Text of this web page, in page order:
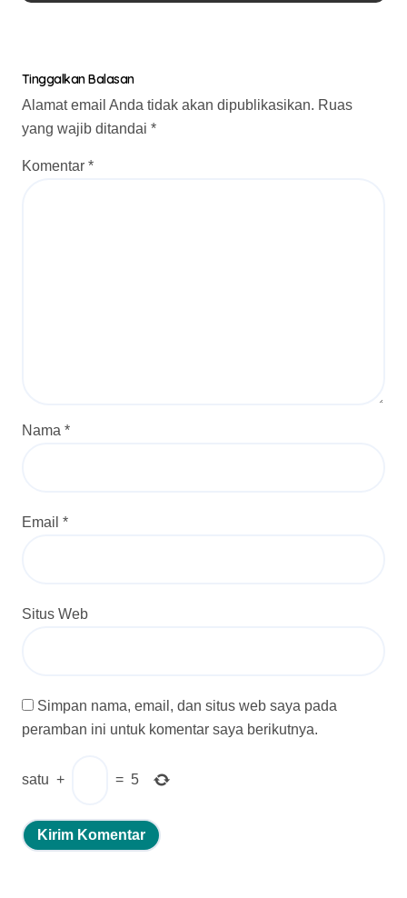
Tinggalkan Balasan
Alamat email Anda tidak akan dipublikasikan. Ruas
yang wajib ditandai *
Komentar *
Nama *
Email *
Situs Web
Simpan nama, email, dan situs web saya pada
peramban ini untuk komentar saya berikutnya.
satu + = 5